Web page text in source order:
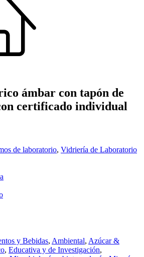
ámbar con tapón de
certificado individual
de laboratorio, Vidriería de Laboratorio
y Bebidas, Ambiental, Azúcar &
, Educativa y de Investigación,